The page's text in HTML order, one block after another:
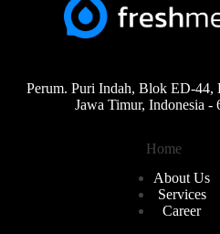
Perum. Puri Indah, Blok ED-44,
Jawa Timur, Indonesia -
Home
About Us
Services
Career